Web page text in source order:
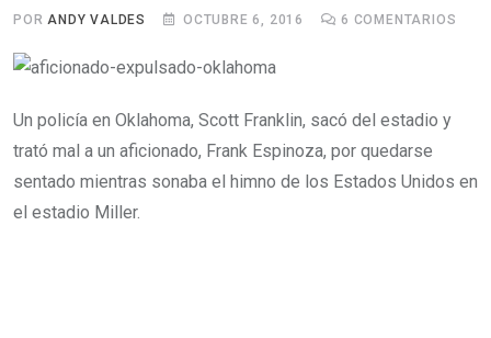
PORANDY VALDES OCTUBRE 6, 2016 6 COMENTARIOS
Un policía en Oklahoma, Scott Franklin, sacó del estadio y
trató mal a un aficionado, Frank Espinoza, por quedarse
sentado mientras sonaba el himno de los Estados Unidos en
el estadio Miller.